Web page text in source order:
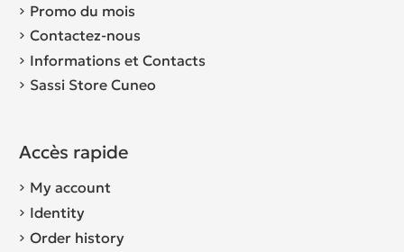
Promo du mois
Contactez-nous
Informations et Contacts
Sassi Store Cuneo
Accès rapide
My account
Identity
Order history